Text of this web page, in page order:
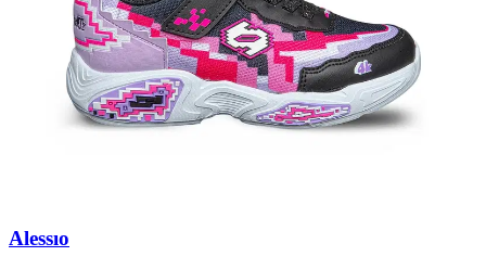
Alessıo